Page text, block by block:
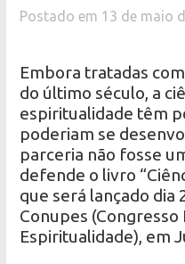
Postado em 13 de maio
Embora tratadas
do último século, a
espiritualidade têm
poderiam se
parceria não fosse
defende o livro
que será lançado dia
Conupes
Espiritualidade), em